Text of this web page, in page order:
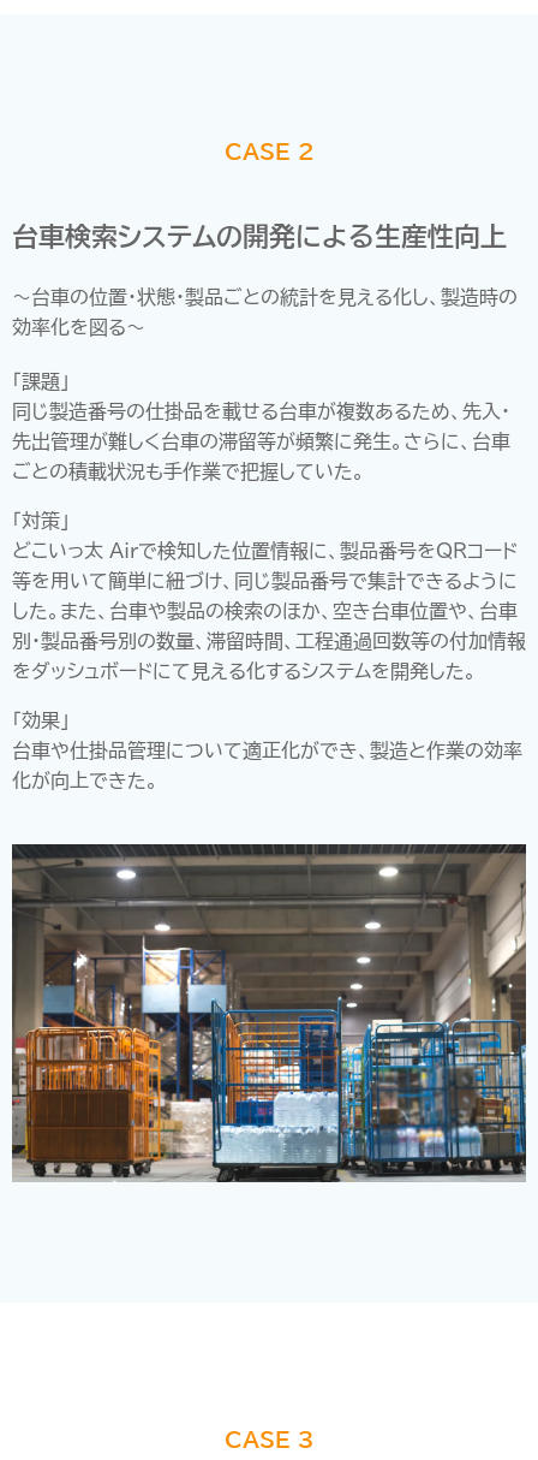
CASE 2
台車検索システムの開発による生産性向上
～台車の位置・状態・製品ごとの統計を見える化し、製造時の
効率化を図る～
「課題」
同じ製造番号の仕掛品を載せる台車が複数あるため、先入・
先出管理が難しく台車の滞留等が頻繁に発生。さらに、台車
ごとの積載状況も手作業で把握していた。
「対策」
どこいっ太 Airで検知した位置情報に、製品番号をQRコード
等を用いて簡単に紐づけ、同じ製品番号で集計できるように
した。また、台車や製品の検索のほか、空き台車位置や、台車
別・製品番号別の数量、滞留時間、工程通過回数等の付加情報
をダッシュボードにて見える化するシステムを開発した。
「効果」
台車や仕掛品管理について適正化ができ、製造と作業の効率
化が向上できた。
CASE 3